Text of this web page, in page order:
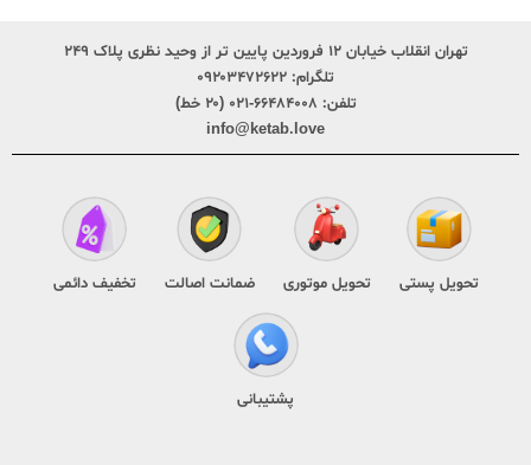
تهران انقلاب خیابان ۱۲ فروردین پایین تر از وحید نظری پلاک ۲۴۹
تلگرام: ۰۹۲۰۳۴۷۲۶۲۲
تلفن: ۶۶۴۸۴۰۰۸-۰۲۱ (۲۰ خط)
info@ketab.love
تحویل پستی تحویل موتوری ضمانت اصالت تخفیف دائمی
پشتیبانی